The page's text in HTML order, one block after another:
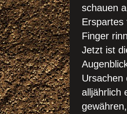
schauen
Erspartes
Finger
Jetzt ist
alljährlich